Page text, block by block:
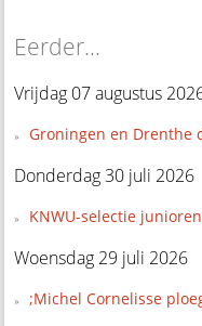
Eerder...
Vrijdag 07 augustus
Groningen en Drenthe
Donderdag 30 juli 2026
KNWU-selectie
Woensdag 29 juli 2026
;Michel Cornelisse